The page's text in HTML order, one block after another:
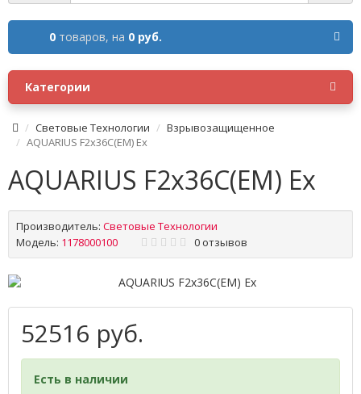
0 товаров, на 0 руб.
Категории
Световые Технологии
Взрывозащищенное
AQUARIUS F2x36C(EM) Ex
AQUARIUS F2x36C(EM) Ex
Производитель: Световые Технологии
Модель: 1178000100 0 отзывов
52516 руб.
Есть в наличии